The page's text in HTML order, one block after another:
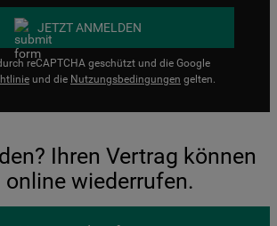
JETZT ANMELDEN
reCAPTCHA geschützt und die Google
und die Nutzungsbedingungen gelten.
Ihren Vertrag können
online wiederrufen.